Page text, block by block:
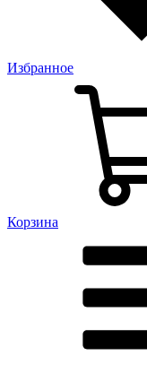
Избранное
Корзина